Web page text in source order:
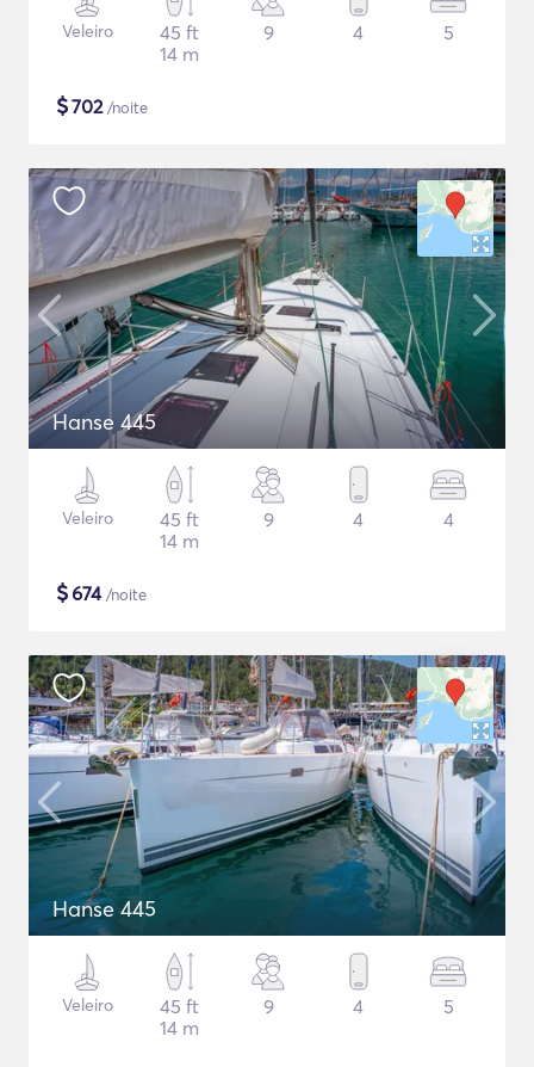
Veleiro
45 ft
14 m
9 4 5
$702/noite
Hanse 445
Veleiro
45 ft
14 m
9 4 4
$674/noite
Hanse 445
Veleiro
45 ft
14 m
9 4 5